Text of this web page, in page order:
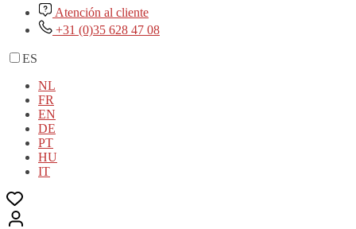
Atención al cliente
+31 (0)35 628 47 08
ES
NL
FR
EN
DE
PT
HU
IT